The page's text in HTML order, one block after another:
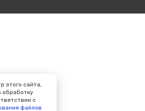
этого сайта,
обработку
с
файлов